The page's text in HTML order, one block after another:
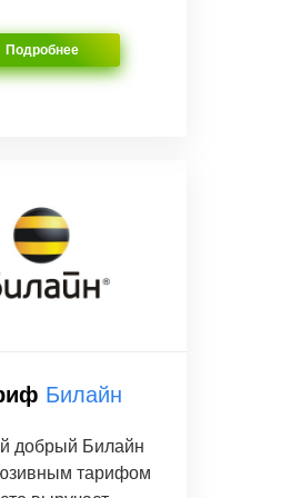
Билайн
добрый Билайн
тарифом
Подробнее